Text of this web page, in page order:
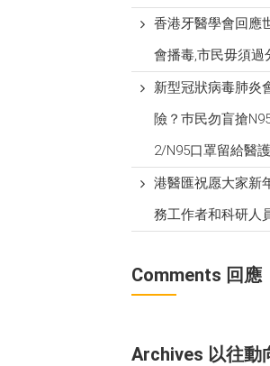
香港牙醫學會回應
會播毒,市民毋須過
新型冠狀病毒肺炎
險？巿民勿盲搶
2/N95口罩留給醫
港醫匯祝愿大家新
務工作者和科研人
Comments 回應
Archives 以往動